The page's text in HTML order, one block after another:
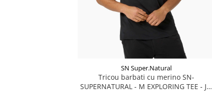
SN Super.Natural
Tricou barbati cu merino SN-
SUPERNATURAL - M EXPLORING TEE - Jet